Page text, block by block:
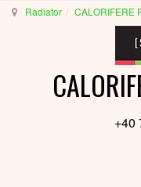
Radiator CALORIFERE
+40